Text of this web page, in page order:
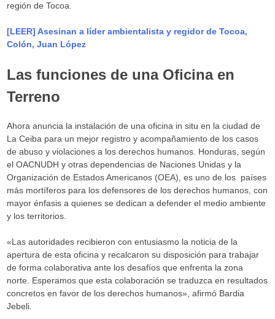
región de Tocoa.
[LEER] Asesinan a líder ambientalista y regidor de Tocoa,
Colón, Juan López
Las funciones de una Oficina en
Terreno
Ahora anuncia la instalación de una oficina in situ en la ciudad de
La Ceiba para un mejor registro y acompañamiento de los casos
de abuso y violaciones a los derechos humanos. Honduras, según
el OACNUDH y otras dependencias de Naciones Unidas y la
Organización de Estados Americanos (OEA), es uno de los países
más mortíferos para los defensores de los derechos humanos, con
mayor énfasis a quienes se dedican a defender el medio ambiente
y los territorios.
«Las autoridades recibieron con entusiasmo la noticia de la
apertura de esta oficina y recalcaron su disposición para trabajar
de forma colaborativa ante los desafíos que enfrenta la zona
norte. Esperamos que esta colaboración se traduzca en resultados
concretos en favor de los derechos humanos», afirmó Bardia
Jebeli.